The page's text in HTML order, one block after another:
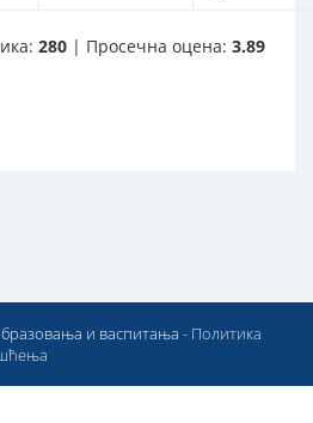
280 | Просечна оцена: 3.89
и васпитања - Политика